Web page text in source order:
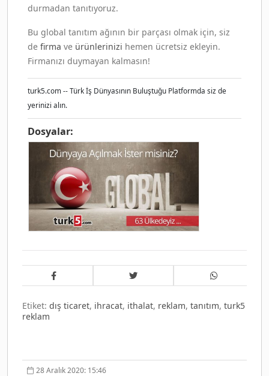
durmadan tanıtıyoruz.
Bu global tanıtım ağının bir parçası olmak için, siz
de firma ve ürünlerinizi hemen ücretsiz ekleyin.
Firmanızı duymayan kalmasın!
turk5.com -- Türk İş Dünyasının Buluştuğu Platformda siz de
yerinizi alın.
Dosyalar:
Etiket: dış ticaret, ihracat, ithalat, reklam, tanıtım, turk5
reklam
28 Aralık 2020: 15:46